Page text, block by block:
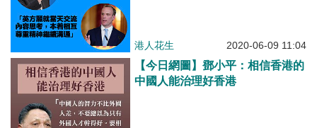
港人花生 2020-06-09 11:04
【今日網圖】鄧小平：相信香港的
中國人能治理好香港